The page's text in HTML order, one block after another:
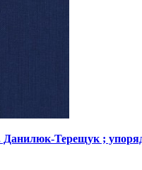
Данилюк-Терещук ;